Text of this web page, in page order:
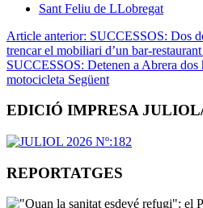
Sant Feliu de LLobregat
Article anterior: SUCCESSOS: Dos
trencar el mobiliari d’un bar-restaurant
SUCCESSOS: Detenen a Abrera dos
motocicleta Següent
EDICIÓ IMPRESA
REPORTATGES